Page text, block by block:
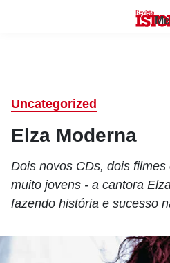
Uncategorized
Elza Moderna
Dois novos CDs, dois
muito jovens - a cantora
fazendo história e sucesso